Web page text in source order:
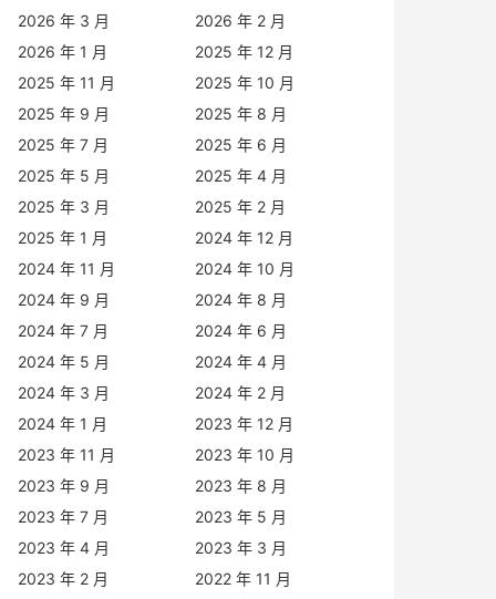
2026 年 3 月
2026 年 2 月
2026 年 1 月
2025 年 12 月
2025 年 11 月
2025 年 10 月
2025 年 9 月
2025 年 8 月
2025 年 7 月
2025 年 6 月
2025 年 5 月
2025 年 4 月
2025 年 3 月
2025 年 2 月
2025 年 1 月
2024 年 12 月
2024 年 11 月
2024 年 10 月
2024 年 9 月
2024 年 8 月
2024 年 7 月
2024 年 6 月
2024 年 5 月
2024 年 4 月
2024 年 3 月
2024 年 2 月
2024 年 1 月
2023 年 12 月
2023 年 11 月
2023 年 10 月
2023 年 9 月
2023 年 8 月
2023 年 7 月
2023 年 5 月
2023 年 4 月
2023 年 3 月
2023 年 2 月
2022 年 11 月